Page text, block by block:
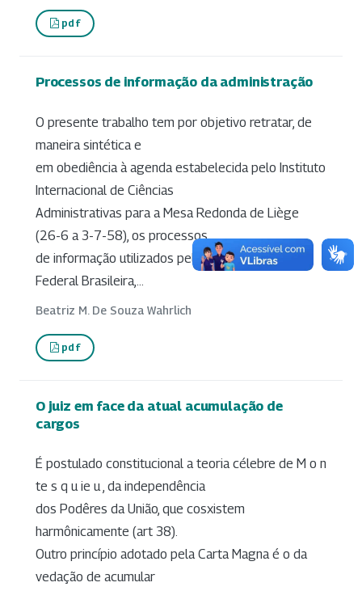
pdf
Processos de informação da administração
O presente trabalho tem por objetivo retratar, de
maneira sintética e
em obediência à agenda estabelecida pelo Instituto
Internacional de Ciências
Administrativas para a Mesa Redonda de Liège
(26-6 a 3-7-58), os processos
de informação utilizados pela Administração
Federal Brasileira,...
Beatriz M. De Souza Wahrlich
pdf
O juiz em face da atual acumulação de
cargos
É postulado constitucional a teoria célebre de M o n
te s q u ie u , da independência
dos Podêres da União, que cosxistem
harmônicamente (art 38).
Outro princípio adotado pela Carta Magna é o da
vedação de acumular